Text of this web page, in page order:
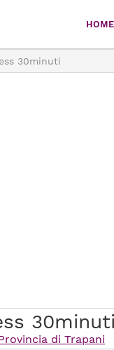
HOME
30minuti
30minuti
di Trapani